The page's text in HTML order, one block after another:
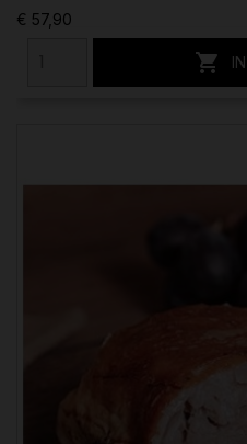
€ 57,90
